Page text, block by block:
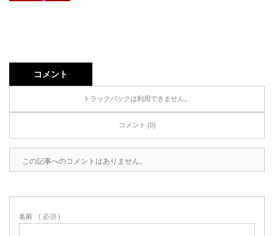
コメント
トラックバックは利用できません。
コメント (0)
この記事へのコメントはありません。
名前 ( 必須 )